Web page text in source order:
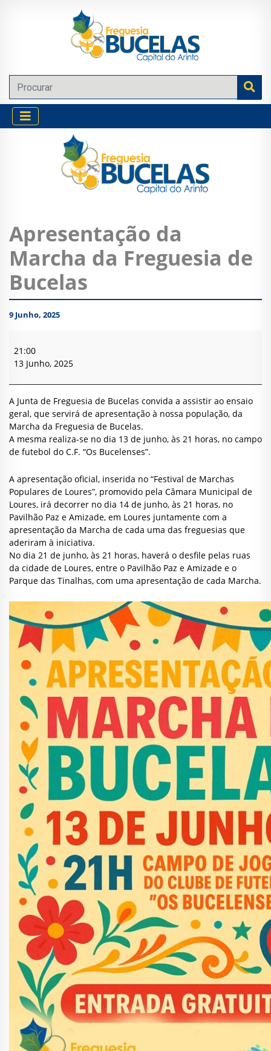
Apresentação da
Marcha da Freguesia de
Bucelas
9 Junho, 2025
da
Marcha
Freguesia
de
Bucelas
21:00
13 Junho, 2025
A Junta de Freguesia de Bucelas convida a assistir ao ensaio
geral, que servirá de apresentação à nossa população, da
Marcha da Freguesia de Bucelas.
A mesma realiza-se no dia 13 de junho, às 21 horas, no campo
de futebol do C.F. “Os Bucelenses”.
A apresentação oficial, inserida no “Festival de Marchas
Populares de Loures”, promovido pela Câmara Municipal de
Loures, irá decorrer no dia 14 de junho, às 21 horas, no
Pavilhão Paz e Amizade, em Loures juntamente com a
apresentação da Marcha de cada uma das freguesias que
aderiram à iniciativa.
No dia 21 de junho, às 21 horas, haverá o desfile pelas ruas
da cidade de Loures, entre o Pavilhão Paz e Amizade e o
Parque das Tinalhas, com uma apresentação de cada Marcha.